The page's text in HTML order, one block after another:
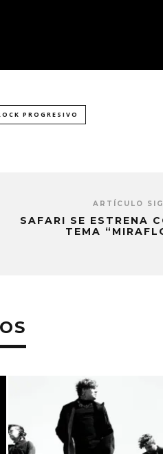
PROGRESIVO
ARTÍCULO
SAFARI SE ESTRENA
TEMAMONET